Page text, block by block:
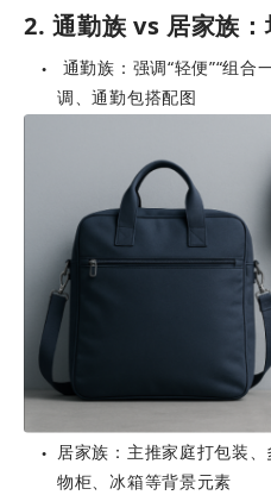
2. 通勤族 vs 居家族
●
通勤族：强调“轻便”“组合
调、通勤包搭配图
●
居家族：主推家庭打包装
物柜、冰箱等背景元素